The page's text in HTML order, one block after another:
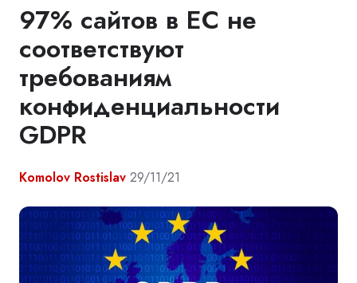
97% сайтов в ЕС не
соответствуют
требованиям
конфиденциальности
GDPR
Komolov Rostislav 29/11/21